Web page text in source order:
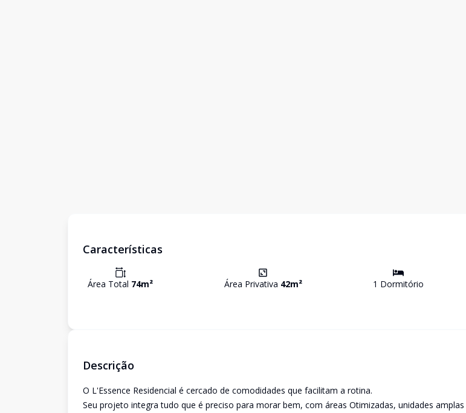
Características
Área Total 74m² Área Privativa 42m² 1 Dormitório
Descrição
O L'Essence Residencial é cercado de comodidades que facilitam a rotina.
Seu projeto integra tudo que é preciso para morar bem, com áreas Otimizadas, unidades